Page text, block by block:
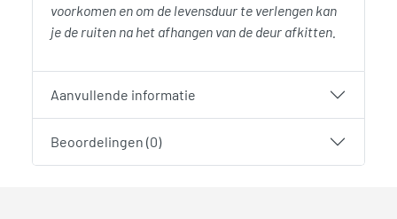
voorkomen en om de levensduur te verlengen kan
je de ruiten na het afhangen van de deur afkitten.
Aanvullende informatie
Beoordelingen (0)